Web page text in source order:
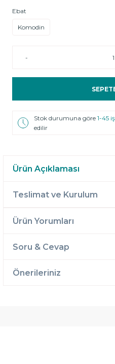
Ebat
Komodin
-
Stok durumuna göre1-45
edilir
Ürün Açıklaması
Teslimat ve Kurulum
Ürün Yorumları
Soru & Cevap
Önerileriniz